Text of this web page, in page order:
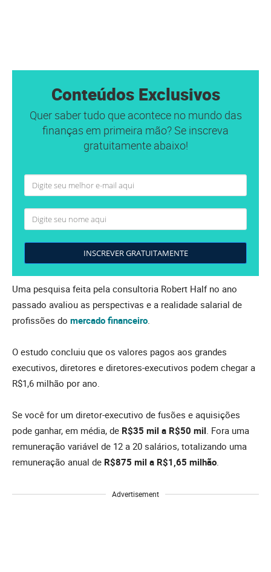
Conteúdos Exclusivos
Quer saber tudo que acontece no mundo das
finanças em primeira mão? Se inscreva
gratuitamente abaixo!
INSCREVER GRATUITAMENTE
Uma pesquisa feita pela consultoria Robert Half no ano
passado avaliou as perspectivas e a realidade salarial de
profissões do mercado financeiro.
O estudo concluiu que os valores pagos aos grandes
executivos, diretores e diretores-executivos podem chegar a
R$1,6 milhão por ano.
Se você for um diretor-executivo de fusões e aquisições
pode ganhar, em média, de R$35 mil a R$50 mil. Fora uma
remuneração variável de 12 a 20 salários, totalizando uma
remuneração anual de R$875 mil a R$1,65 milhão.
Advertisement